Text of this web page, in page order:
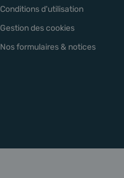
Conditions d'utilisation
Gestion des cookies
Nos formulaires & notices